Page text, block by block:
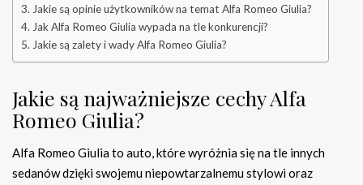
Jakie są opinie użytkowników na temat Alfa Romeo Giulia?
Jak Alfa Romeo Giulia wypada na tle konkurencji?
Jakie są zalety i wady Alfa Romeo Giulia?
Jakie są najważniejsze cechy Alfa
Romeo Giulia?
Alfa Romeo Giulia to auto, które wyróżnia się na tle innych
sedanów dzięki swojemu niepowtarzalnemu stylowi oraz